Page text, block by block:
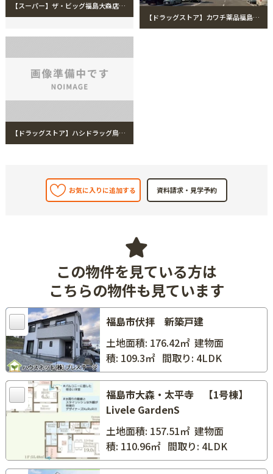
【スーパー】ザ・ビッグ福島大森店まで1566m ザ・ビッグ福島大森店
【ドラッグストア】カワチ薬品福島南店まで536m カワチ薬品福島南店
【ドラッグストア】ハシドラッグ鳥谷野店まで682m ハシドラッグ鳥谷野店
お気に入りに追加する
この物件を見ている方は
こちらの物件も見ています
福島市伏拝 新築戸建
土地面積: 176.42㎡建物面
積: 109.3㎡ 間取り: 4LDK
福島市大森・太平寺 【1号棟】
Livele GardenS
土地面積: 157.51㎡建物面
積: 110.96㎡ 間取り: 4LDK